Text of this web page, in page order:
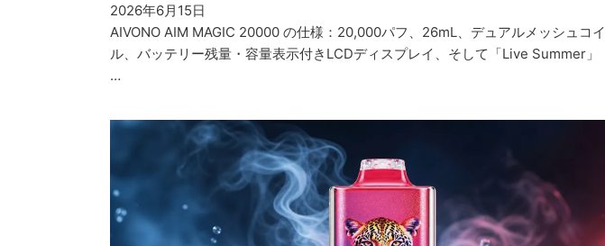
2026年6月15日
AIVONO AIM MAGIC 20000 の仕様：20,000パフ、26mL、デュアルメッシュコイ
ル、バッテリー残量・容量表示付きLCDディスプレイ、そして「Live Summer」
…